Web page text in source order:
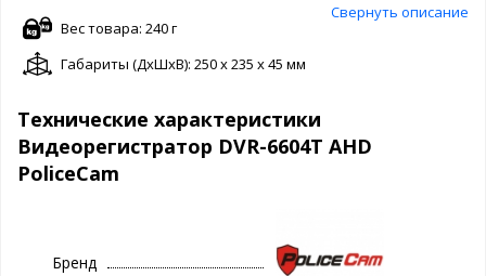
Свернуть описание
Вес товара: 240 г
Габариты (ДxШxВ): 250 x 235 x 45 мм
Технические характеристики
Видеорегистратор DVR-6604T AHD
PoliceCam
Бренд